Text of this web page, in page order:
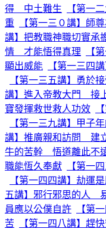
得 中土難生
【第一
重
【第一三０講】師
講】把教職神職切實承
情 才能悟得真理
【
顯出威能
【第一三四
【第一三五講】勇於
講】進入帝教大門 接
寶發揮救世救人功效
【第一三九講】甲子
講】推廣親和訪問 建
牛的苦幹 悟道離此不
職能恆久奉獻
【第一
【第一四四講】劫運
五講】邪行邪思的人
員應以公僕自許
【第
苦
【第一四八講】趕